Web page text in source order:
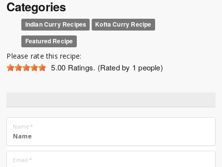
Categories
Indian Curry Recipes
Kofta Curry Recipe
Featured Recipe
Please rate this recipe:
5.00 Ratings. (Rated by 1 people)
Name *
Email *